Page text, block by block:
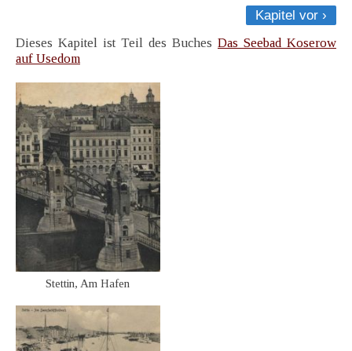
Kapitel vor ›
Dieses Kapitel ist Teil des Buches Das Seebad Koserow
auf Usedom
Stettin, Am Hafen